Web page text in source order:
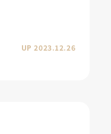
UP 2023.12.26